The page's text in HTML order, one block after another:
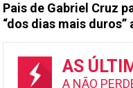
Pais de Gabriel Cruz
“dos dias mais duros”
AS
A NÃO